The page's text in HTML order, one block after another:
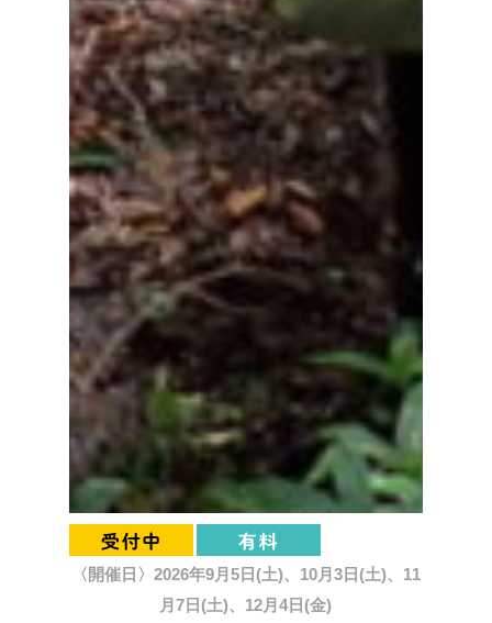
〈開催日〉2026年9月5日(土)、10月3日(土)、11
月7日(土)、12月4日(金)